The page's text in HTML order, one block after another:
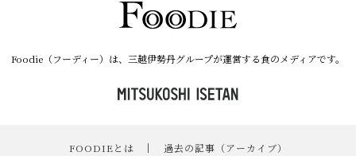
Foodie（フーディー）は、三越伊勢丹グループが運営する食のメディアです。
FOODIEとは ｜ 過去の記事（アーカイブ）